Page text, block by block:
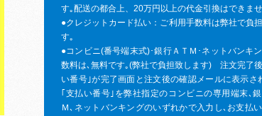
す｡配送の都合上、20万円以上の代金引換はできませ
●クレジットカード払い：ご利用手数料は弊社で負
す｡
●コンビニ(番号端末式)･銀行ＡＴＭ･ネットバンキ
数料は､無料です｡(弊社で負担致します) 注文完了
い番号｣が完了画面と注文後の確認メールに表示さ
｢支払い番号｣を弊社指定のコンビニの専用端末､銀
Ｍ､ネットバンキングのいずれかで入力し､お支払